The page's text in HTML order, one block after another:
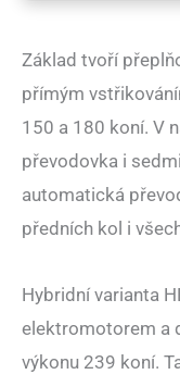
Základ tvoří
přímým
150 a 180 koní. V
převodovka i
automatická
předních kol i
Hybridní varianta
elektromotorem a
výkonu 239 koní.